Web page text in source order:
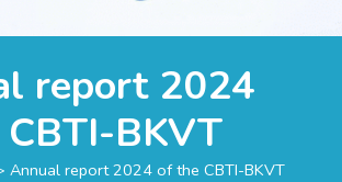
report 2024
BKVT
Annual report 2024 of the CBTI-BKVT